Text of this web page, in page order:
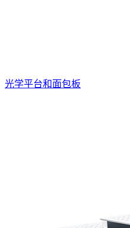
光学平台和面包板